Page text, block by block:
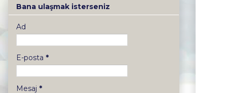
Bana ulaşmak isterseniz
Ad
E-posta *
Mesaj *